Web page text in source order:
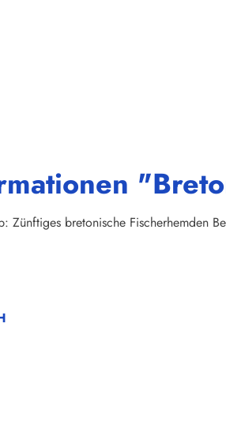
Zünftiges bretonische Fischerhemden